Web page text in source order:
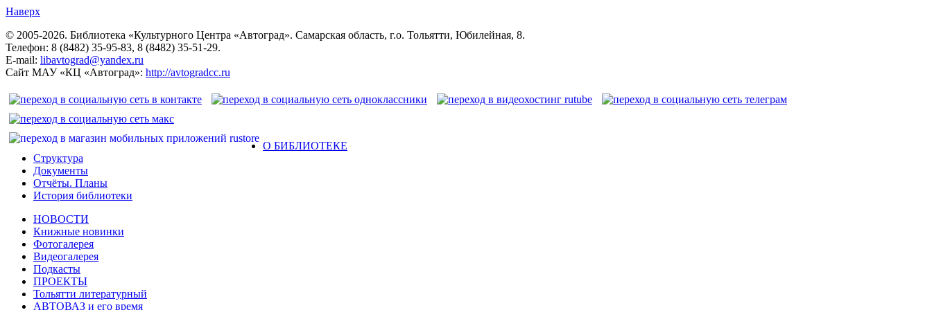
Наверх
© 2005-2026. Библиотека «Культурного Центра «Автоград». Самарская область, г.о. Тольятти, Юбилейная, 8.
Телефон: 8 (8482) 35-95-83, 8 (8482) 35-51-29.
E-mail: libavtograd@yandex.ru
Сайт МАУ «КЦ «Автоград»: http://avtogradcc.ru
О БИБЛИОТЕКЕ
Структура
Документы
Отчёты. Планы
История библиотеки
НОВОСТИ
Книжные новинки
Фотогалерея
Видеогалерея
Подкасты
ПРОЕКТЫ
Тольятти литературный
АВТОВАЗ и его время